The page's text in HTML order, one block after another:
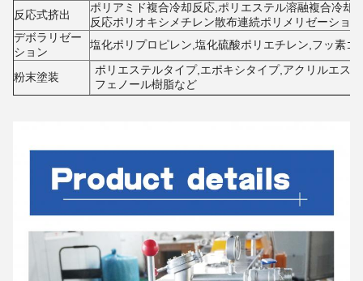
反応式挤出
ポリアミド複合冷却反応,ポリエステル溶融複合冷却
反応ポリオキシメチレン散布連続ポリメリゼーショ
デボラリゼー
ション
塩化ポリプロピレン,塩化硫酸ポリエチレン,フッ素
粉末塗装
ポリエステルタイプ,エポキシタイプ,アクリルエス
フェノール樹脂など